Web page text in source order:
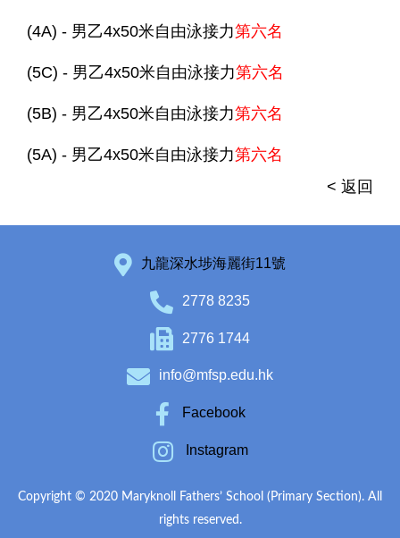
(4A) - 男乙4x50米自由泳接力第六名
(5C) - 男乙4x50米自由泳接力第六名
(5B) - 男乙4x50米自由泳接力第六名
(5A) - 男乙4x50米自由泳接力第六名
< 返回
九龍深水埗海麗街11號
2778 8235
2776 1744
info@mfsp.edu.hk
Facebook
Instagram
Copyright © 2020 Maryknoll Fathers’ School (Primary Section). All
rights reserved.